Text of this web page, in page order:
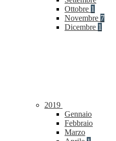
Ottobre 1
Novembre 7
Dicembre 1
2019
Gennaio
Febbraio
Marzo